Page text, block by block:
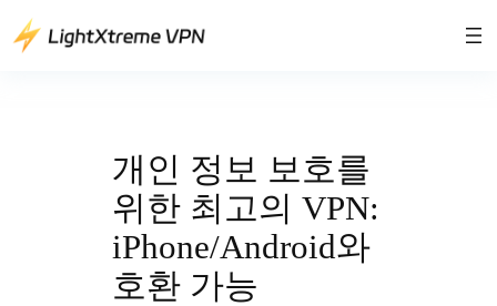
텐
개인 정보 보호를
위한 최고의 VPN:
iPhone/Android와
호환 가능